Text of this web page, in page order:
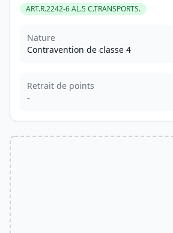
ART.R.2242-6 AL.5 C.TRANSPORTS.
Nature
Contravention de classe 4
Retrait de points
-